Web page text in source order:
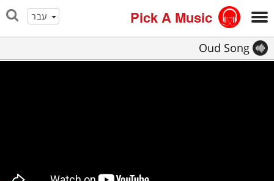
עבר Pick A Music
Oud Song